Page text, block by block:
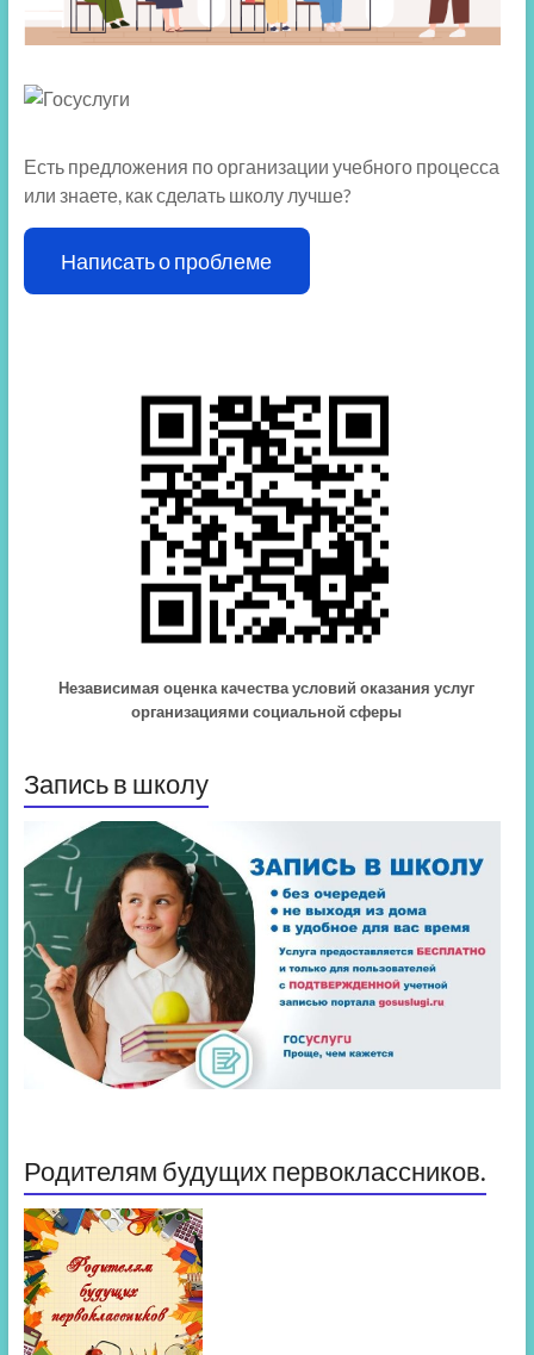
Есть предложения по организации учебного процесса
или знаете, как сделать школу лучше?
Написать о проблеме
Независимая оценка качества условий оказания услуг
организациями социальной сферы
Запись в школу
Родителям будущих первоклассников.